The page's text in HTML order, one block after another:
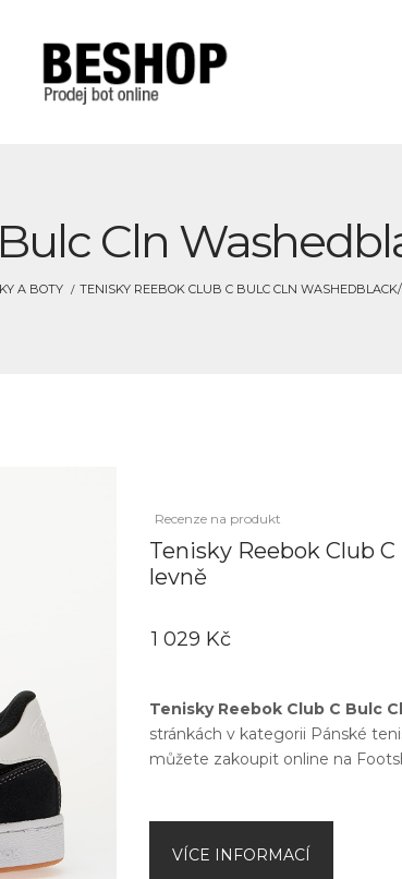
Cln
A BOTY TENISKY REEBOK CLUB C BULC CLN
Recenze na produkt
Tenisky Reebok Club
levně
1 029 Kč
Tenisky Reebok Club C Bulc
stránkách v kategorii Pánské
můžete zakoupit online na
VÍCE INFORMACÍ